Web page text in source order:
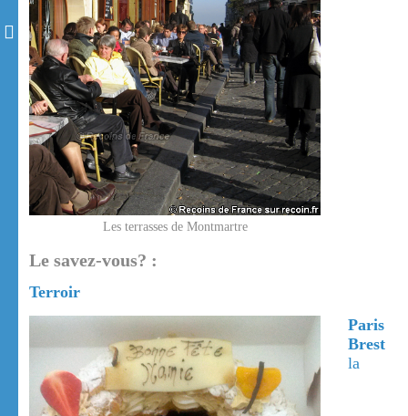
Les terrasses de Montmartre
Le savez-vous? :
Terroir
Paris
Brest
la